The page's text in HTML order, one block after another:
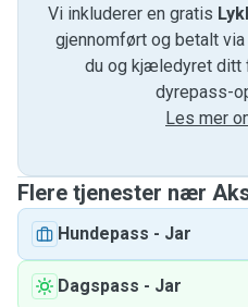
Vi inkluderer en gratis
gjennomført og betalt
du og kjæledyret ditt
dyrepass-
Les mer
Flere tjenester nær
Hundepass - Jar
Dagspass - Jar